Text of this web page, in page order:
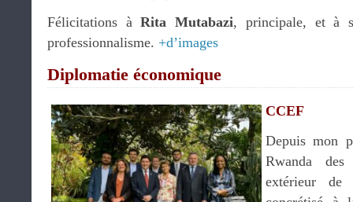
Félicitations àRita Mutabazi, principale, et à
professionnalisme. +d’images
Diplomatie économique
CCEF
Depuis mon
Rwanda des
extérieur